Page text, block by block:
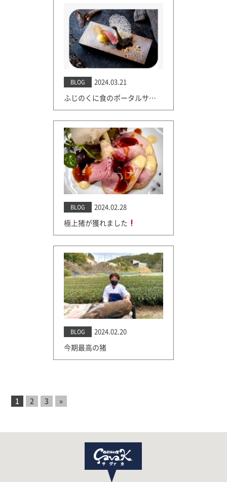
BLOG 2024.03.21
ふじのくに食のポータルサイト
BLOG 2024.02.28
極上猪が獲れました
BLOG 2024.02.20
今期最高の猪
1 2 3 »